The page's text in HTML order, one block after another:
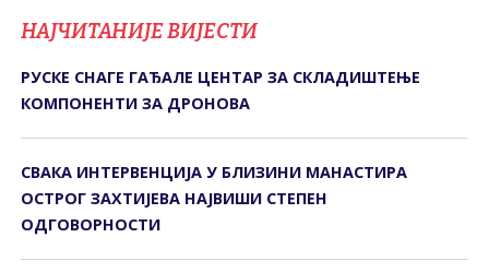
НАЈЧИТАНИЈЕ ВИЈЕСТИ
РУСКЕ СНАГЕ ГАЂАЛЕ ЦЕНТАР ЗА СКЛАДИШТЕЊЕ
КОМПОНЕНТИ ЗА ДРОНОВА
СВАКА ИНТЕРВЕНЦИЈА У БЛИЗИНИ МАНАСТИРА
ОСТРОГ ЗАХТИЈЕВА НАЈВИШИ СТЕПЕН
ОДГОВОРНОСТИ